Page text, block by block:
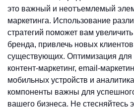
это важный и неотъемлемый
маркетинга. Использование
стратегий поможет вам
бренда, привлечь новых
существующих. Оптимизация для
контент-маркетинг, email-
мобильных устройств и
компоненты важны для
вашего бизнеса. Не стесняйтесь